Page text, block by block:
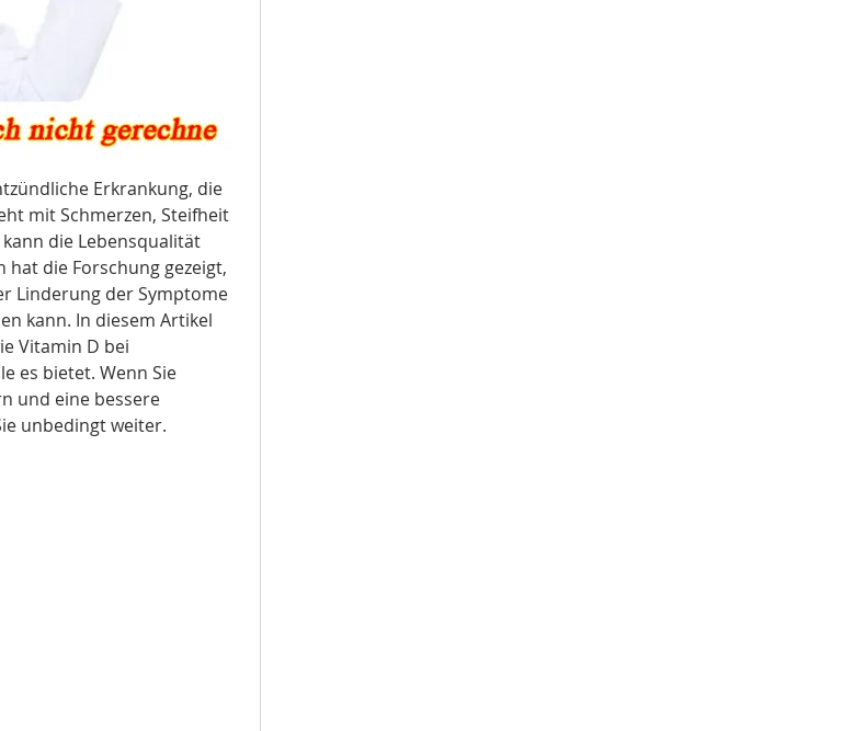
Erkrankung, die
mit Schmerzen, Steifheit
die Lebensqualität
die Forschung gezeigt,
Linderung der Symptome
kann. In diesem Artikel
Vitamin D bei
es bietet. Wenn Sie
und eine bessere
unbedingt weiter.